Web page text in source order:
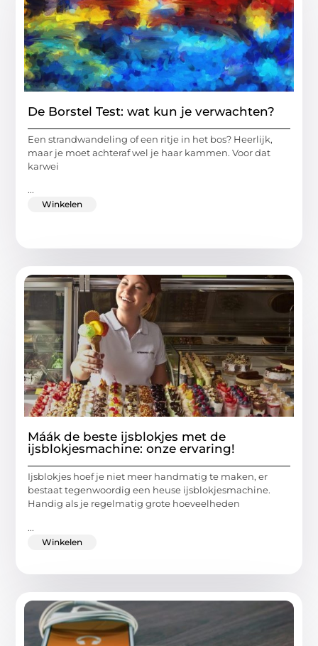
De Borstel Test: wat kun je verwachten?
Een strandwandeling of een ritje in het bos? Heerlijk,
maar je moet achteraf wel je haar kammen. Voor dat
karwei
...
Winkelen
Máák de beste ijsblokjes met de
ijsblokjesmachine: onze ervaring!
Ijsblokjes hoef je niet meer handmatig te maken, er
bestaat tegenwoordig een heuse ijsblokjesmachine.
Handig als je regelmatig grote hoeveelheden
...
Winkelen